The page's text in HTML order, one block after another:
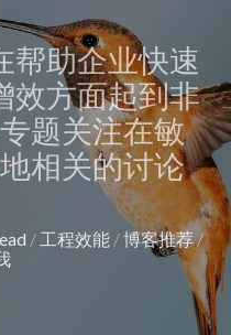
帮助企业快速
效方面起到非
题关注在敏
相关的讨论
工程效能
博客推荐